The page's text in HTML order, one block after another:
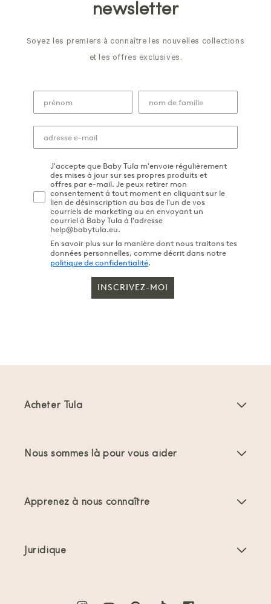
newsletter
Soyez les premiers à connaître les nouvelles collections
et les offres exclusives.
J'accepte que Baby Tula m'envoie régulièrement
des mises à jour sur ses propres produits et
offres par e-mail. Je peux retirer mon
consentement à tout moment en cliquant sur le
lien de désinscription au bas de l'un de vos
courriels de marketing ou en envoyant un
courriel à Baby Tula à l'adresse
help@babytula.eu.
En savoir plus sur la manière dont nous traitons tes
données personnelles, comme décrit dans notre
politique de confidentialité.
INSCRIVEZ-MOI
Acheter Tula
Offres et promotions
Nous sommes là pour vous aider
Apprenez à nous connaître
Juridique